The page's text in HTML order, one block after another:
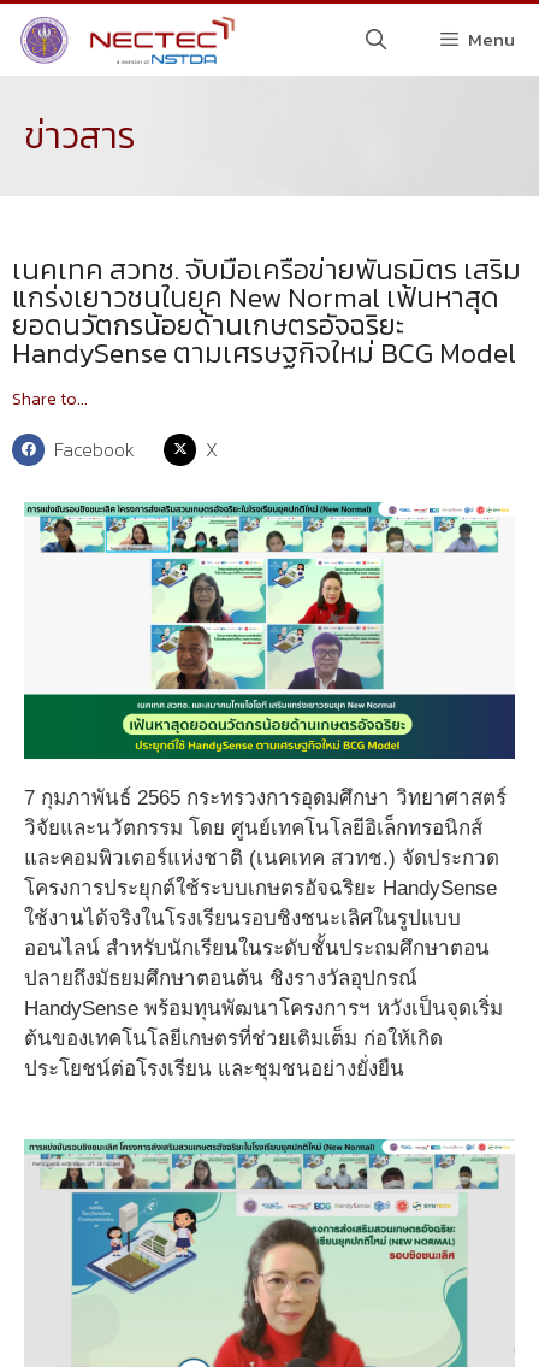
Menu
ข่าวสาร
เนคเทค สวทช. จับมือเครือข่ายพันธมิตร เสริม
แกร่งเยาวชนในยุค New Normal เฟ้นหาสุด
ยอดนวัตกรน้อยด้านเกษตรอัจฉริยะ
HandySense ตามเศรษฐกิจใหม่ BCG Model
Share to...
Facebook X
7 กุมภาพันธ์ 2565 กระทรวงการอุดมศึกษา วิทยาศาสตร์
วิจัยและนวัตกรรม โดย ศูนย์เทคโนโลยีอิเล็กทรอนิกส์
และคอมพิวเตอร์แห่งชาติ (เนคเทค สวทช.) จัดประกวด
โครงการประยุกต์ใช้ระบบเกษตรอัจฉริยะ HandySense
ใช้งานได้จริงในโรงเรียนรอบชิงชนะเลิศในรูปแบบ
ออนไลน์ สำหรับนักเรียนในระดับชั้นประถมศึกษาตอน
ปลายถึงมัธยมศึกษาตอนต้น ชิงรางวัลอุปกรณ์
HandySense พร้อมทุนพัฒนาโครงการฯ หวังเป็นจุดเริ่ม
ต้นของเทคโนโลยีเกษตรที่ช่วยเติมเต็ม ก่อให้เกิด
ประโยชน์ต่อโรงเรียน และชุมชนอย่างยั่งยืน